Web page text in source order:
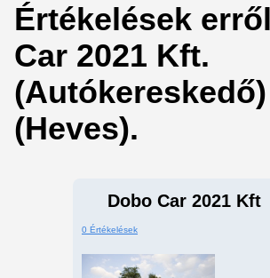
Értékelések
Car 2021 Kft.
(Heves).
Dobo Car 2021 Kft
0 Értékelések